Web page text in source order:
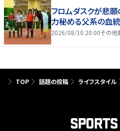
フロムダスクが悲
力秘める父系の血
2026/08/10 20:00その他
TOP 話題の投稿 ライフスタイル